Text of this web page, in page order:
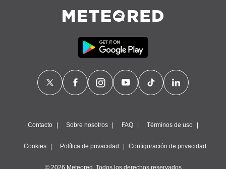
Contacto Sobre nosotros FAQ Términos de uso
Cookies Política de privacidad Configuración de privacidad
© 2026 Meteored. Todos los derechos reservados